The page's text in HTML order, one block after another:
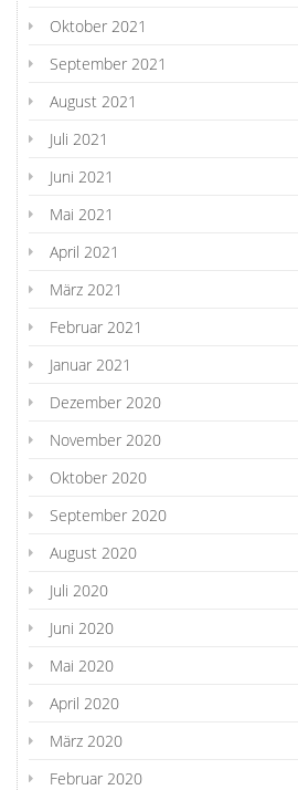
Oktober 2021
September 2021
August 2021
Juli 2021
Juni 2021
Mai 2021
April 2021
März 2021
Februar 2021
Januar 2021
Dezember 2020
November 2020
Oktober 2020
September 2020
August 2020
Juli 2020
Juni 2020
Mai 2020
April 2020
März 2020
Februar 2020